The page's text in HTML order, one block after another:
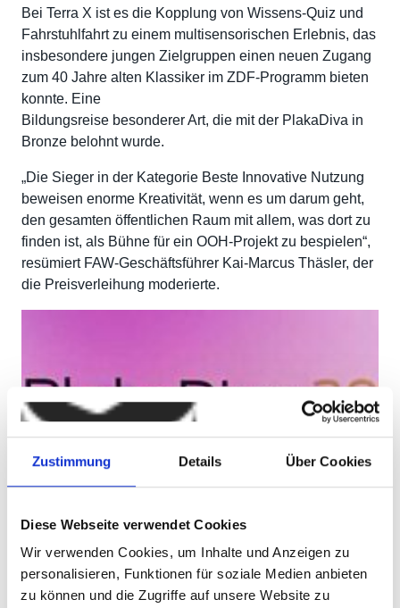
Zustimmung Details Über Cookies
Diese Webseite verwendet Cookies
Wir verwenden Cookies, um Inhalte und Anzeigen zu
personalisieren, Funktionen für soziale Medien anbieten
zu können und die Zugriffe auf unsere Website zu
Bei Terra X ist es die Kopplung von Wissens-Quiz und
Fahrstuhlfahrt zu einem multisensorischen Erlebnis, das
insbesondere jungen Zielgruppen einen neuen Zugang
zum 40 Jahre alten Klassiker im ZDF-Programm bieten
konnte. Eine
Bildungsreise besonderer Art, die mit der PlakaDiva in
Bronze belohnt wurde.
„Die Sieger in der Kategorie Beste Innovative Nutzung
beweisen enorme Kreativität, wenn es um darum geht,
den gesamten öffentlichen Raum mit allem, was dort zu
finden ist, als Bühne für ein OOH-Projekt zu bespielen“,
resümiert FAW-Geschäftsführer Kai-Marcus Thäsler, der
die Preisverleihung moderierte.